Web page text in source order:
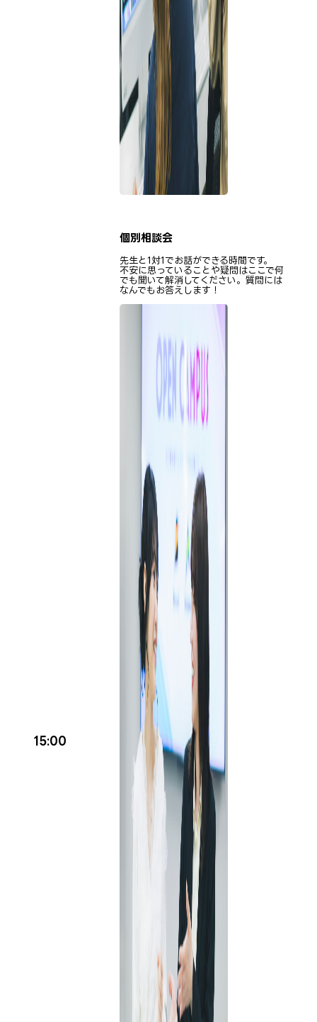
15:00
個別相談会
先生と1対1でお話ができる時間です。
不安に思っていることや疑問はここで何
でも聞いて解消してください。質問には
なんでもお答えします！